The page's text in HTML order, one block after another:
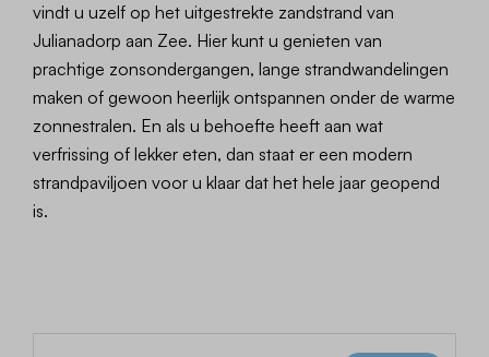
vindt u uzelf op het uitgestrekte zandstrand van
Julianadorp aan Zee. Hier kunt u genieten van
prachtige zonsondergangen, lange strandwandelingen
maken of gewoon heerlijk ontspannen onder de warme
zonnestralen. En als u behoefte heeft aan wat
verfrissing of lekker eten, dan staat er een modern
strandpaviljoen voor u klaar dat het hele jaar geopend
is.